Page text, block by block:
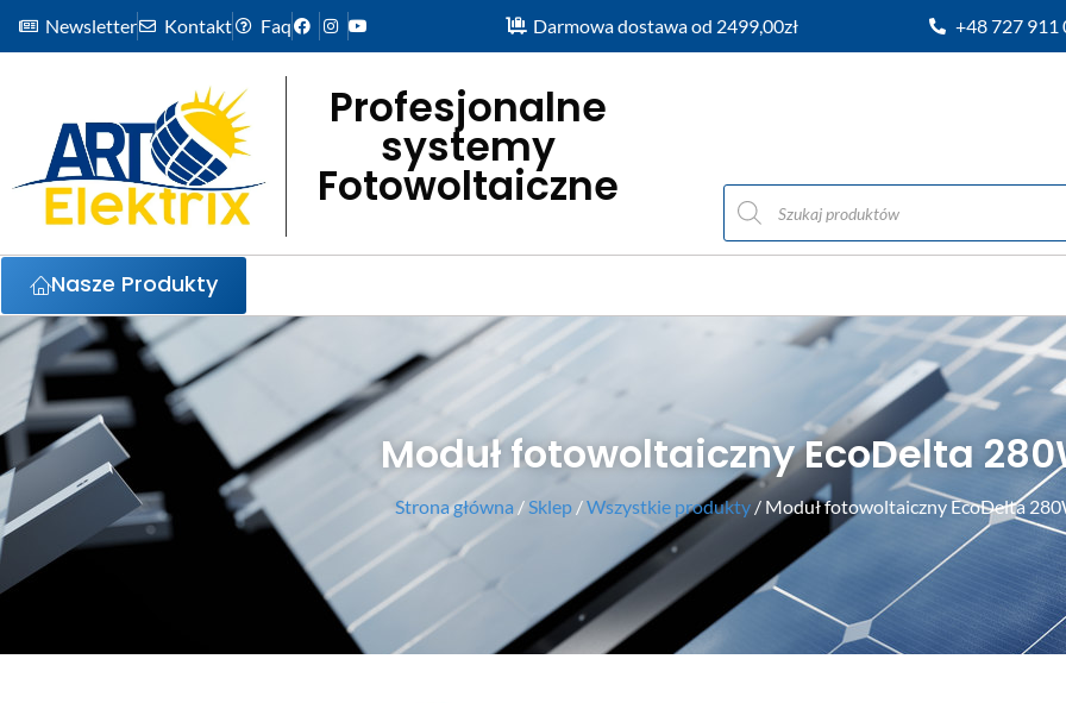
Newsletter Kontakt Faq Darmowa dostawa od 2499,00zł +48 727 911
Profesjonalne
systemy
Fotowoltaiczne
Nasze Produkty
Moduł fotowoltaiczny EcoDelta
Strona główna /Sklep /Wszystkie produkty / Moduł fotowoltaiczny EcoDelta